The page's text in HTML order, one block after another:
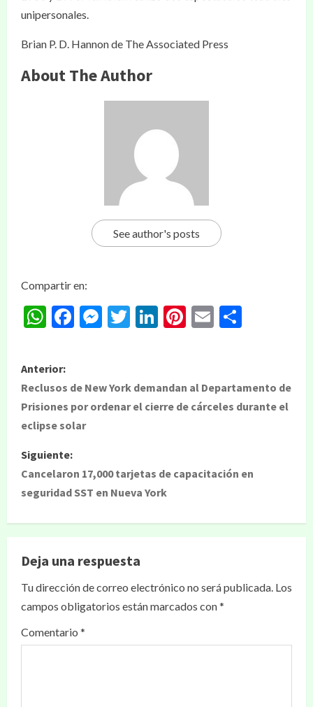
unipersonales.
Brian P. D. Hannon de The Associated Press
About The Author
See author's posts
Compartir en:
WhatsApp
Facebook
Messenger
Twitter
LinkedIn
Pinterest
Email
Anterior:
Reclusos de New York demandan al Departamento de
Prisiones por ordenar el cierre de cárceles durante el
eclipse solar
Siguiente:
Cancelaron 17,000 tarjetas de capacitación en
seguridad SST en Nueva York
Deja una respuesta
Tu dirección de correo electrónico no será publicada. Los
campos obligatorios están marcados con*
Comentario *